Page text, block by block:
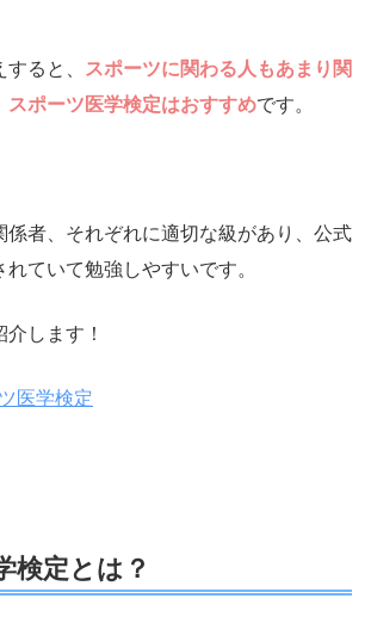
ると、
スポーツに関わる人もあまり関
スポーツ医学検定はおすすめです。
係者、それぞれに適切な級があり、公式
ていて勉強しやすいです。
します！
医学検定
検定とは？